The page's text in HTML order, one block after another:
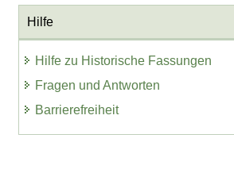
Hilfe
Hilfe zu Historische Fassungen
Fragen und Antworten
Barrierefreiheit